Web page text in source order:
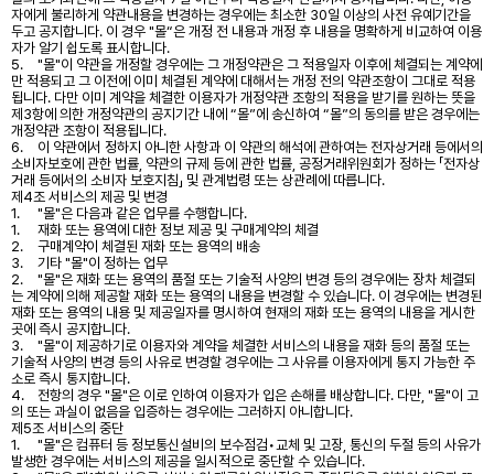
자에게 불리하게 약관내용을 변경하는 경우에는 최소한 30일 이상의 사전 유예기간을
두고 공지합니다. 이 경우 "몰“은 개정 전 내용과 개정 후 내용을 명확하게 비교하여 이용
자가 알기 쉽도록 표시합니다.
5.
"몰"이 약관을 개정할 경우에는 그 개정약관은 그 적용일자 이후에 체결되는 계약에
만 적용되고 그 이전에 이미 체결된 계약에 대해서는 개정 전의 약관조항이 그대로 적용
됩니다. 다만 이미 계약을 체결한 이용자가 개정약관 조항의 적용을 받기를 원하는 뜻을
제3항에 의한 개정약관의 공지기간 내에 “몰”에 송신하여 “몰”의 동의를 받은 경우에는
개정약관 조항이 적용됩니다.
6.
이 약관에서 정하지 아니한 사항과 이 약관의 해석에 관하여는 전자상거래 등에서의
소비자보호에 관한 법률, 약관의 규제 등에 관한 법률, 공정거래위원회가 정하는 「전자상
거래 등에서의 소비자 보호지침」 및 관계법령 또는 상관례에 따릅니다.
제4조 서비스의 제공 및 변경
1.
"몰"은 다음과 같은 업무를 수행합니다.
1.
재화 또는 용역에 대한 정보 제공 및 구매계약의 체결
2.
구매계약이 체결된 재화 또는 용역의 배송
3.
기타 "몰"이 정하는 업무
2.
"몰"은 재화 또는 용역의 품절 또는 기술적 사양의 변경 등의 경우에는 장차 체결되
는 계약에 의해 제공할 재화 또는 용역의 내용을 변경할 수 있습니다. 이 경우에는 변경된
재화 또는 용역의 내용 및 제공일자를 명시하여 현재의 재화 또는 용역의 내용을 게시한
곳에 즉시 공지합니다.
3.
"몰"이 제공하기로 이용자와 계약을 체결한 서비스의 내용을 재화 등의 품절 또는
기술적 사양의 변경 등의 사유로 변경할 경우에는 그 사유를 이용자에게 통지 가능한 주
소로 즉시 통지합니다.
4.
전항의 경우 "몰"은 이로 인하여 이용자가 입은 손해를 배상합니다. 다만, "몰"이 고
의 또는 과실이 없음을 입증하는 경우에는 그러하지 아니합니다.
제5조 서비스의 중단
1.
"몰"은 컴퓨터 등 정보통신설비의 보수점검•교체 및 고장, 통신의 두절 등의 사유가
발생한 경우에는 서비스의 제공을 일시적으로 중단할 수 있습니다.